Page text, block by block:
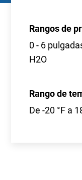
Rangos de
0 - 6
H2O
Rango de
De -20 °F a